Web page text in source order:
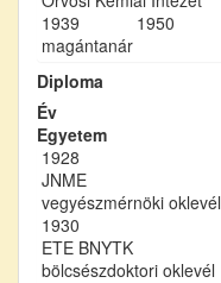
1939
1950
magántanár
Diploma
Év
Egyetem
1928
JNME
vegyészmérnöki oklevél
1930
ETE BNYTK
bölcsészdoktori oklevél